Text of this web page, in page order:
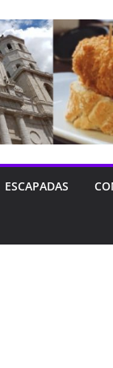
ESCAPADAS